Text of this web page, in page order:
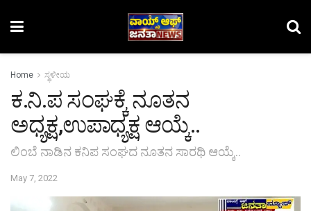
Home ಸ್ಥಳೀಯ
ಕ.ನಿ.ಪ ಸಂಘಕ್ಕೆ ನೂತನ
ಅಧ್ಯಕ್ಷ,ಉಪಾಧ್ಯಕ್ಷ ಆಯ್ಕೆ..
ಲಿಂಬೆ ನಾಡಿನ ಕನಿಪ ಸಂಘದ ನೂತನ ಸಾರಥಿ ಆಯ್ಕೆ..
May 7, 2022